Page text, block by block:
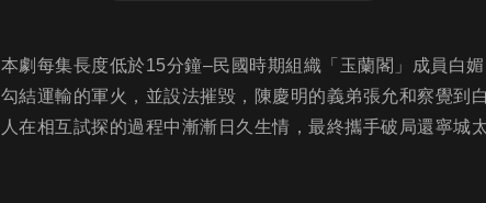
本劇每集長度低於15分鐘–民國時期組織「玉蘭閣」成員白
勾結運輸的軍火，並設法摧毀，陳慶明的義弟張允和察覺到
人在相互試探的過程中漸漸日久生情，最終攜手破局還寧城太